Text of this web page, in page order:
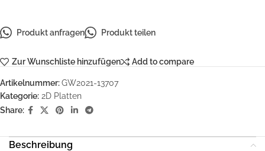
Produkt anfragen Produkt teilen
Zur Wunschliste hinzufügen Add to compare
Artikelnummer:GW2021-13707
Kategorie: 2D Platten
Share:
Beschreibung